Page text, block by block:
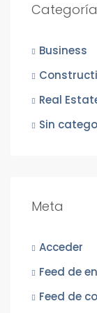
Business
Real
Sin
Meta
Acceder
Feed de
Feed de